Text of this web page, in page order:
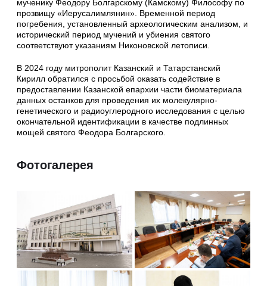
мученику Феодору Болгарскому (Камскому) Философу по
прозвищу «Иерусалимлянин». Временной период
погребения, установленный археологическим анализом, и
исторический период мучений и убиения святого
соответствуют указаниям Никоновской летописи.
В 2024 году митрополит Казанский и Татарстанский
Кирилл обратился с просьбой оказать содействие в
предоставлении Казанской епархии части биоматериала
данных останков для проведения их молекулярно-
генетического и радиоуглеродного исследования с целью
окончательной идентификации в качестве подлинных
мощей святого Феодора Болгарского.
Фотогалерея